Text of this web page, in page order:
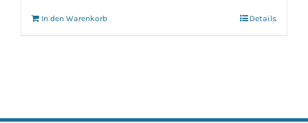
In den Warenkorb Details